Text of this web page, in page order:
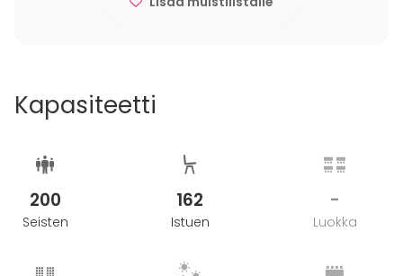
vuorokauden sisällä tehdystä peruutuksesta 100%
Kapasiteetti
200
Seisten
162
Istuen
-
Luokka